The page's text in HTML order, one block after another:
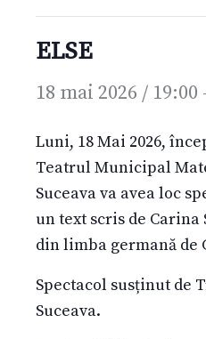
ELSE
18 mai 2026 / 19:00
Luni, 18 Mai 2026,
Teatrul Municipal
Suceava va avea loc
un text scris de
din limba germană de
Spectacol susținut de
Suceava.